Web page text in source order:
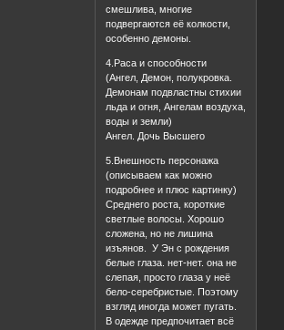
смешлива, многие
подвергаются её колкости,
особенно демоны.
4.Раса и способности
(Ангел, Демон, полукровка.
Демонам подвластны стихии
льда и огня, Ангелам воздуха,
воды и земли)
Ангел. Дочь Высшего
5.Внешность персонажа
(описываем как можно
подробнее и плюс картинку)
Среднего роста, короткие
светлые волосы. Хорошо
сложена, но не лишина
изъянов. У Эн с рождения
белые глаза. нет-нет. она не
слепая, просто глаза у неё
бело-серебристые. Поэтому
взгляд иногда может пугать.
В одежде предпочитает всё